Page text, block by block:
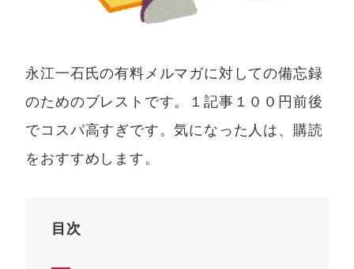
永江一石氏の有料メルマガに対しての備忘録
のためのブレストです。１記事１００円前後
でコスパ高すぎです。気になった人は、購読
をおすすめします。
目次